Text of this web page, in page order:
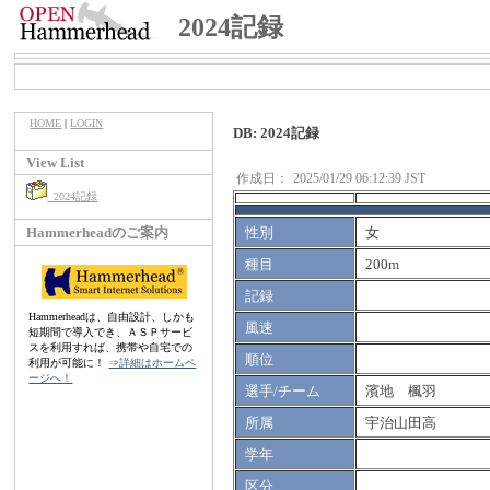
2024記録
HOME |LOGIN
View List
2024記録
Hammerheadのご案内
Hammerheadは、自由設計、しかも
短期間で導入でき、ＡＳＰサービ
スを利用すれば、携帯や自宅での
利用が可能に！ ⇒詳細はホームペ
ージへ！
DB: 2024記録
作成日： 2025/01/29 06:12:39 JST
性別
女
種目
200m
記録
風速
順位
選手/チーム
濱地 楓羽
所属
宇治山田高
学年
区分